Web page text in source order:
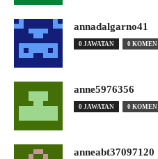
annadalgarno41
0 JAWATAN 0 KOMEN
anne5976356
0 JAWATAN 0 KOMEN
anneabt37097120